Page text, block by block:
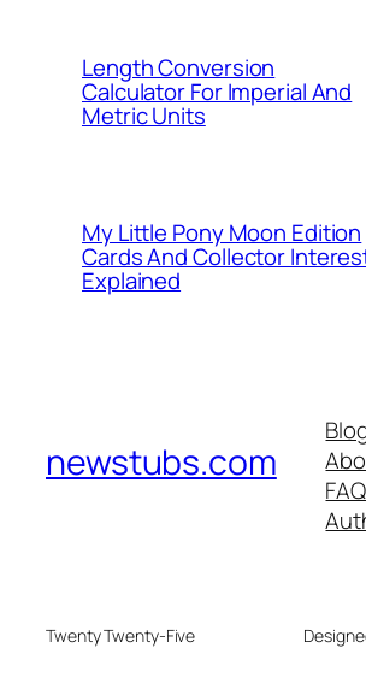
Length Conversion
Calculator For Imperial And
Metric Units
My Little Pony Moon Edition
Cards And Collector
Explained
newstubs.com
Twenty Twenty-Five